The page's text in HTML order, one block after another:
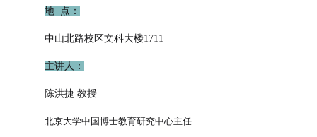
地 点：
中山北路校区文科大楼1711
主讲人：
陈洪捷 教授
北京大学中国博士教育研究中心主任